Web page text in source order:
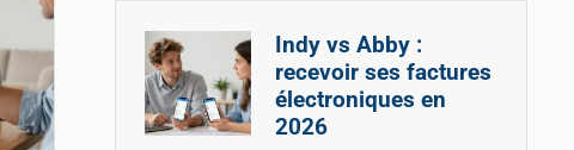
Indy vs Abby :
recevoir ses factures
électroniques en
2026